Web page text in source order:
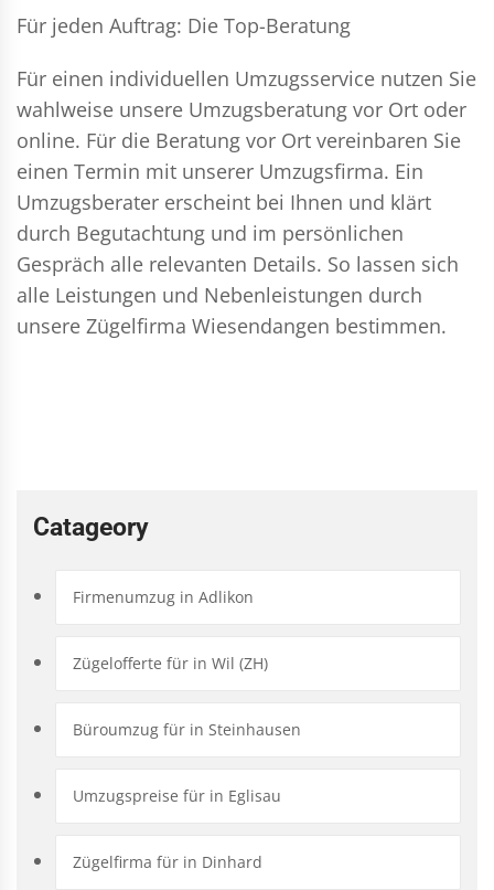
Für jeden Auftrag: Die Top-Beratung
Für einen individuellen Umzugsservice nutzen Sie
wahlweise unsere Umzugsberatung vor Ort oder
online. Für die Beratung vor Ort vereinbaren Sie
einen Termin mit unserer Umzugsfirma. Ein
Umzugsberater erscheint bei Ihnen und klärt
durch Begutachtung und im persönlichen
Gespräch alle relevanten Details. So lassen sich
alle Leistungen und Nebenleistungen durch
unsere Zügelfirma Wiesendangen bestimmen.
Catageory
Firmenumzug in Adlikon
Zügelofferte für in Wil (ZH)
Büroumzug für in Steinhausen
Umzugspreise für in Eglisau
Zügelfirma für in Dinhard